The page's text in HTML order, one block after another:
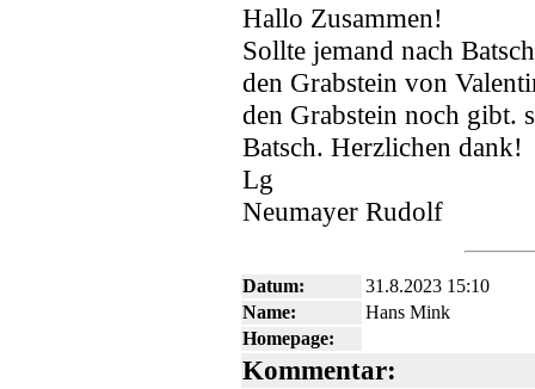
Hallo Zusammen!
Sollte jemand nach
den Grabstein von
den Grabstein noch gibt.
Batsch. Herzlichen dank!
Lg
Neumayer Rudolf
Datum:
31.8.2023 15:10
Name:
Hans Mink
Homepage:
Kommentar: